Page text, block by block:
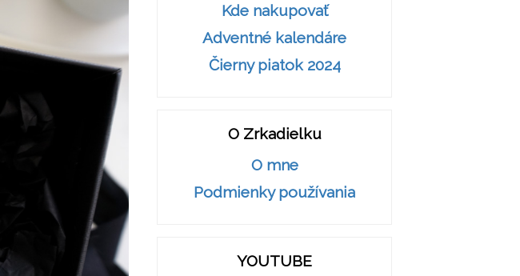
Kde nakupovať
Adventné kalendáre
Čierny piatok 2024
O Zrkadielku
O mne
Podmienky používania
YOUTUBE